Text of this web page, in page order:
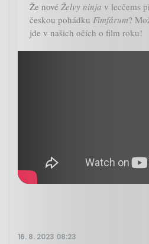
Že nové Želvy ninja v lecčems
českou pohádku Fimfárum?
jde v našich očích o film roku!
16. 8. 2023 08:23